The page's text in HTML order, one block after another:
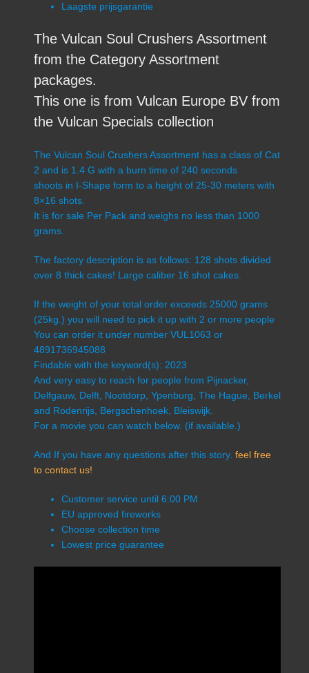
Laagste prijsgarantie
The Vulcan Soul Crushers Assortment
from the Category Assortment
packages.
This one is from Vulcan Europe BV from
the Vulcan Specials collection
The Vulcan Soul Crushers Assortment has a class of Cat
2 and is 1.4 G with a burn time of 240 seconds
shoots in I-Shape form to a height of 25-30 meters with
8×16 shots.
It is for sale Per Pack and weighs no less than 1000
grams.
The factory description is as follows: 128 shots divided
over 8 thick cakes! Large caliber 16 shot cakes.
If the weight of your total order exceeds 25000 grams
(25kg.) you will need to pick it up with 2 or more people
You can order it under number VUL1063 or
4891736945088
Findable with the keyword(s): 2023
And very easy to reach for people from Pijnacker,
Delfgauw, Delft, Nootdorp, Ypenburg, The Hague, Berkel
and Rodenrijs, Bergschenhoek, Bleiswijk.
For a movie you can watch below. (if available.)
And If you have any questions after this story. feel free
to contact us!
Customer service until 6:00 PM
EU approved fireworks
Choose collection time
Lowest price guarantee